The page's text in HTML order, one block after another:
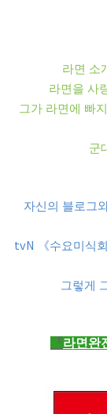
라면 소
라면을 사
그가 라면에 빠
군
자신의 블로그
tvN 《수요미식회
그렇게
『라면완